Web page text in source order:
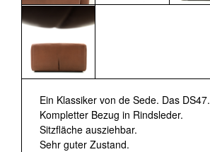
Ein Klassiker von de Sede. Das DS47.
Kompletter Bezug in Rindsleder.
Sitzfläche ausziehbar.
Sehr guter Zustand.